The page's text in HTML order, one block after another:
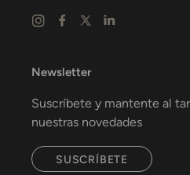
Newsletter
Suscríbete y mantente al
nuestras novedades
SUSCRÍBETE